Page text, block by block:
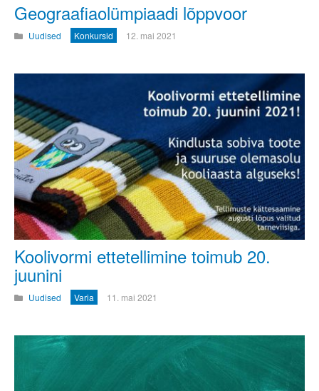
Geograafiaolümpiaadi lõppvoor
Uudised Konkursid 12. mai 2021
Koolivormi ettetellimine toimub 20.
juunini
Uudised Varia 11. mai 2021